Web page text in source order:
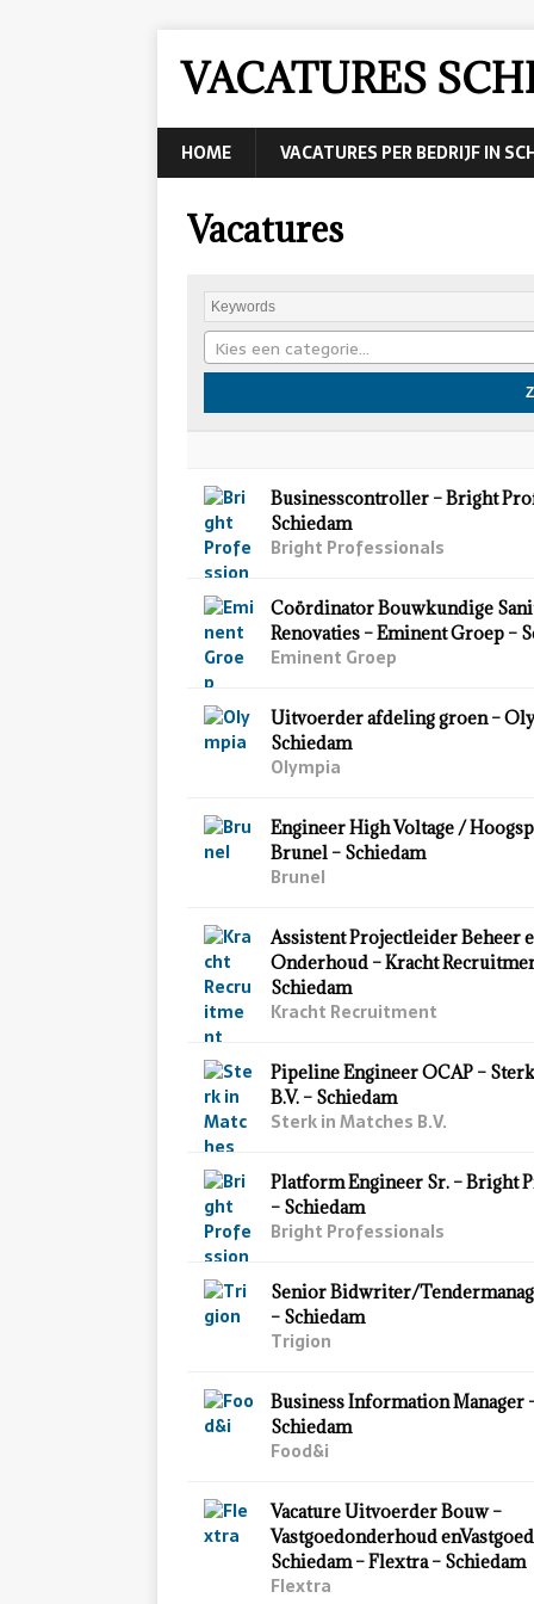
VACATURES
HOME VACATURES PER BEDRIJF IN
Vacatures
Kies een categorie…
Businesscontroller – Bright
Schiedam
Bright Professionals
Coördinator Bouwkundige
Renovaties – Eminent Groep –
Eminent Groep
Uitvoerder afdeling groen –
Schiedam
Olympia
Engineer High Voltage /
Brunel – Schiedam
Brunel
Assistent Projectleider Beheer
Onderhoud – Kracht
Schiedam
Kracht Recruitment
Pipeline Engineer OCAP –
B.V. – Schiedam
Sterk in Matches B.V.
Platform Engineer Sr. – Bright
– Schiedam
Bright Professionals
Senior Bidwriter/
– Schiedam
Trigion
Business Information Manager
Schiedam
Food&i
Vacature Uitvoerder Bouw –
Vastgoedonderhoud
Schiedam – Flextra – Schiedam
Flextra